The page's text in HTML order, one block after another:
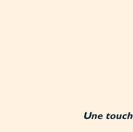
Une